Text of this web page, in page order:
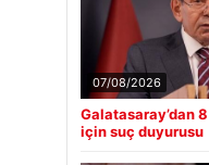
07/08/2026
Galatasaray’dan
için suç duyurusu